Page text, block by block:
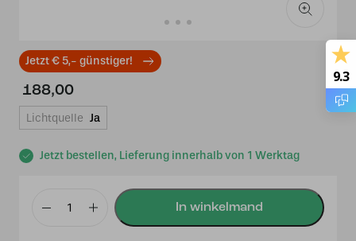
Jetzt € 5,- günstiger!
Jetzt bestellen, Lieferung innerhalb von 1 Werktag
188,00
Lichtquelle Ja
Tiffany
9.3